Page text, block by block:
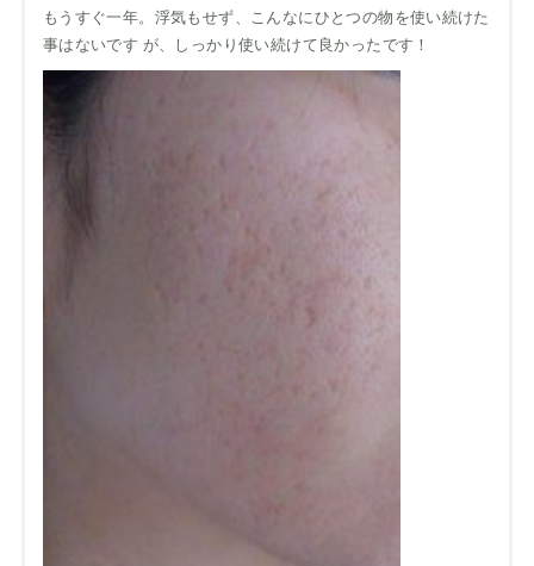
もうすぐ一年。浮気もせず、こんなにひとつの物を使い続けた
事はないです が、しっかり使い続けて良かったです！